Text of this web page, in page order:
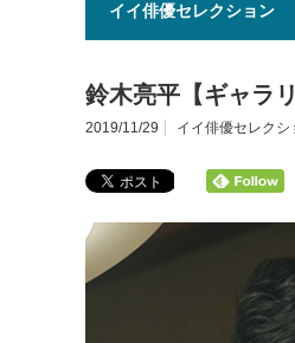
イイ俳優セレクション
鈴木亮平【ギャラ
2019/11/29 イイ俳優セレクシ